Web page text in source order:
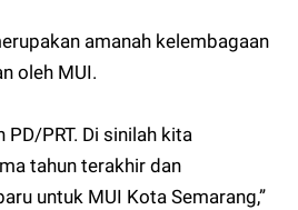
amanah kelembagaan
oleh MUI.
PD/PRT. Di sinilah kita
tahun terakhir dan
untuk MUI Kota Semarang,”